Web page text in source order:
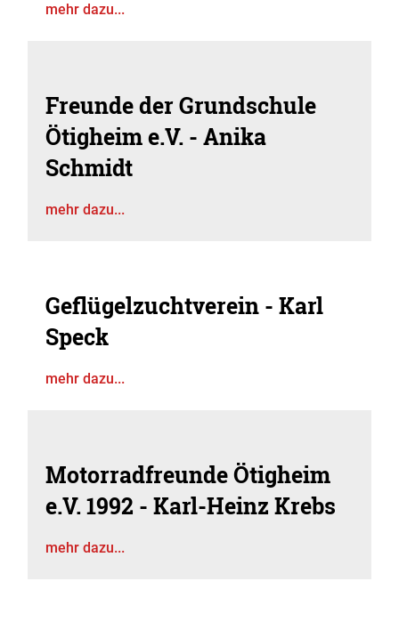
mehr dazu...
Freunde der Grundschule
Ötigheim e.V. - Anika
Schmidt
mehr dazu...
Geflügelzuchtverein - Karl
Speck
mehr dazu...
Motorradfreunde Ötigheim
e.V. 1992 - Karl-Heinz Krebs
mehr dazu...